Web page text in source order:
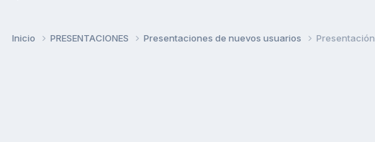
Inicio PRESENTACIONES Presentaciones de nuevos usuarios Presentación